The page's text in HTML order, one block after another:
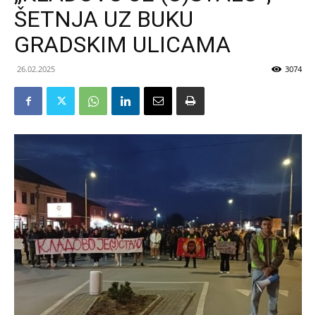
ŠETNJA UZ BUKU
GRADSKIM ULICAMA
26.02.2025 3074